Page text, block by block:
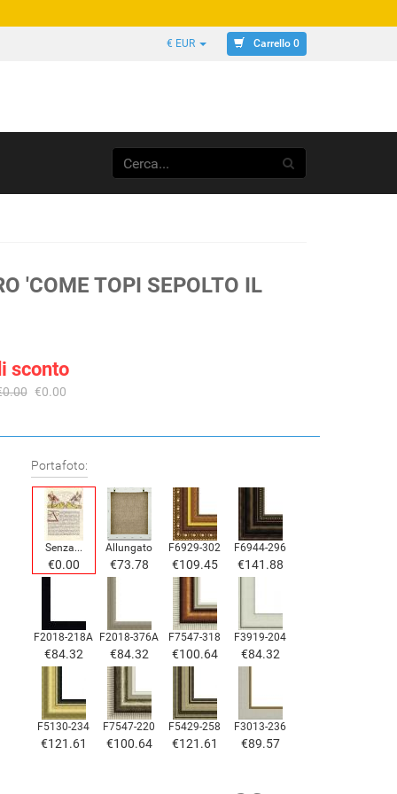
€ EUR Carrello 0
'COME TOPI SEPOLTO IL
sconto
€0.00
Portafoto:
Senza...
€0.00
Allungato
€73.78
F6929-302
€109.45
F6944-296
€141.88
F2018-218A
€84.32
F2018-376A
€84.32
F7547-318
€100.64
F3919-204
€84.32
F5130-234
€121.61
F7547-220
€100.64
F5429-258
€121.61
F3013-236
€89.57